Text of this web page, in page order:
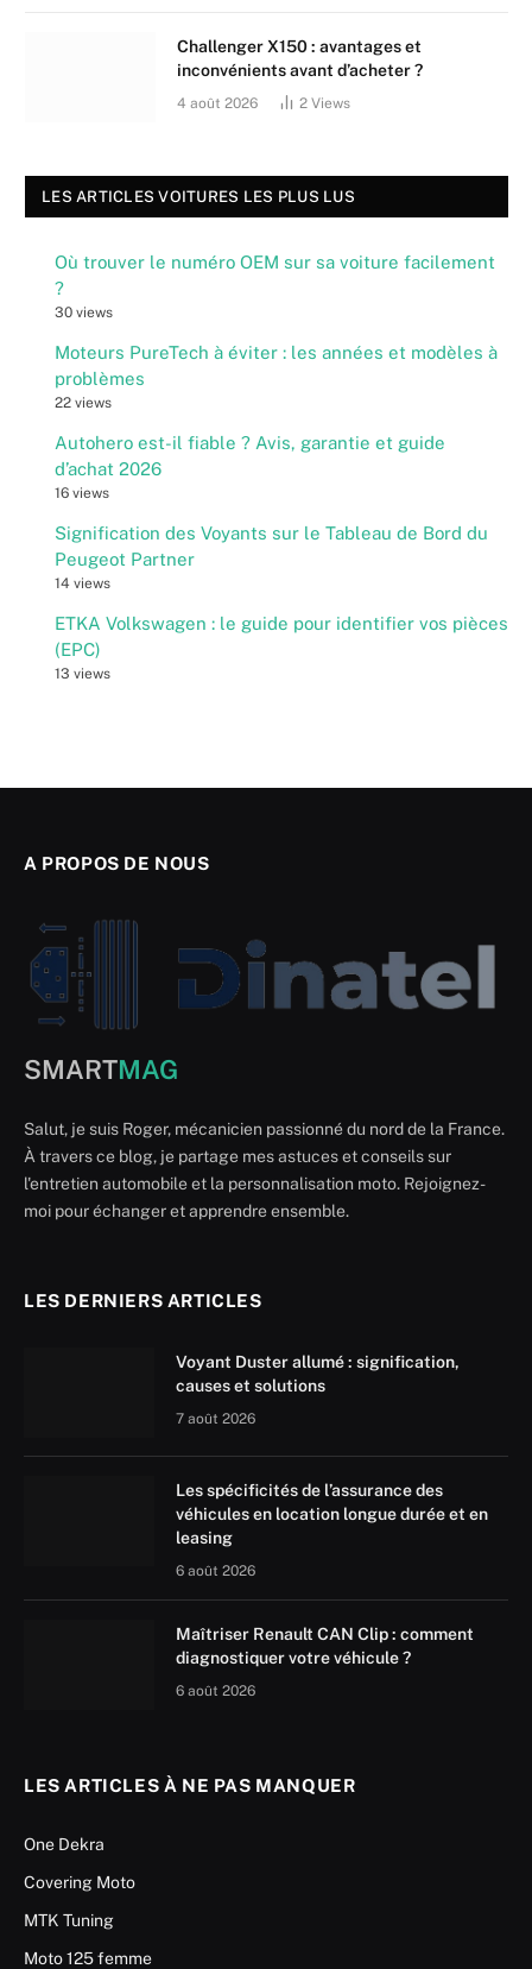
Challenger X150 : avantages et
inconvénients avant d’acheter ?
4 août 2026 2 Views
LES ARTICLES VOITURES LES PLUS LUS
Où trouver le numéro OEM sur sa voiture facilement
?
30 views
Moteurs PureTech à éviter : les années et modèles à
problèmes
22 views
Autohero est-il fiable ? Avis, garantie et guide
d’achat 2026
16 views
Signification des Voyants sur le Tableau de Bord du
Peugeot Partner
14 views
ETKA Volkswagen : le guide pour identifier vos pièces
(EPC)
13 views
A PROPOS DE NOUS
SMARTMAG
Salut, je suis Roger, mécanicien passionné du nord de la France.
À travers ce blog, je partage mes astuces et conseils sur
l'entretien automobile et la personnalisation moto. Rejoignez-
moi pour échanger et apprendre ensemble.
LES DERNIERS ARTICLES
Voyant Duster allumé : signification,
causes et solutions
7 août 2026
Les spécificités de l’assurance des
véhicules en location longue durée et en
leasing
6 août 2026
Maîtriser Renault CAN Clip : comment
diagnostiquer votre véhicule ?
6 août 2026
LES ARTICLES À NE PAS MANQUER
One Dekra
Covering Moto
MTK Tuning
Moto 125 femme